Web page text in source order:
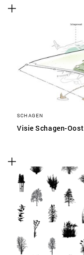
SCHAGEN
Visie Schagen-Oost